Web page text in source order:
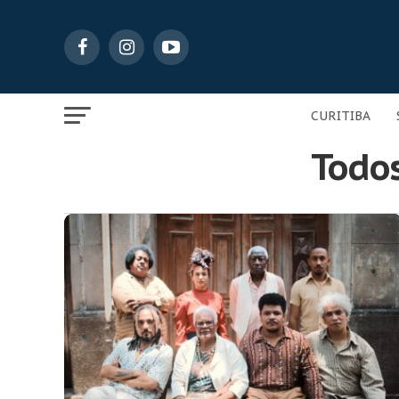
CURITIBA